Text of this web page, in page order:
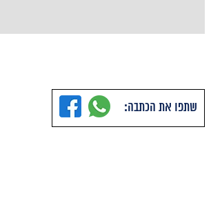
שתפו את הכתבה: